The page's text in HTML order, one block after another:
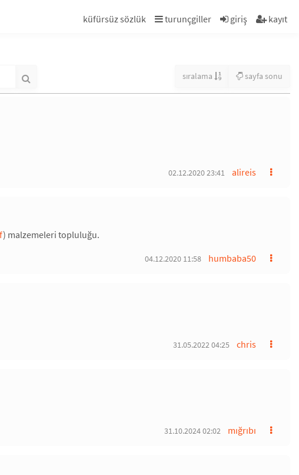
küfürsüz sözlük turunçgiller giriş kayıt
sıralama sayfa sonu
alireis
02.12.2020 23:41
) malzemeleri topluluğu.
humbaba50
04.12.2020 11:58
chris
31.05.2022 04:25
mığrıbı
31.10.2024 02:02